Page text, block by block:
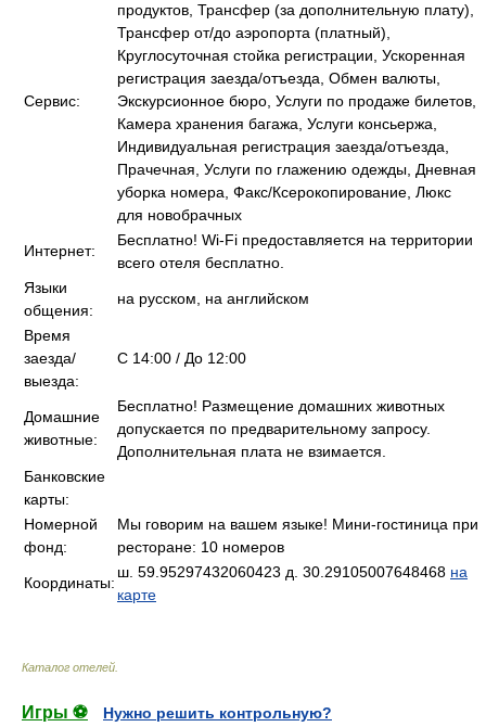
Сервис:
продуктов, Трансфер (за дополнительную плату),
Трансфер от/до аэропорта (платный),
Круглосуточная стойка регистрации, Ускоренная
регистрация заезда/отъезда, Обмен валюты,
Экскурсионное бюро, Услуги по продаже билетов,
Камера хранения багажа, Услуги консьержа,
Индивидуальная регистрация заезда/отъезда,
Прачечная, Услуги по глажению одежды, Дневная
уборка номера, Факс/Ксерокопирование, Люкс
для новобрачных
Интернет:
Бесплатно! Wi-Fi предоставляется на территории
всего отеля бесплатно.
Языки
общения:
на русском, на английском
Время
заезда/
выезда:
C 14:00 / До 12:00
Домашние
животные:
Бесплатно! Размещение домашних животных
допускается по предварительному запросу.
Дополнительная плата не взимается.
Банковские
карты:
Номерной
фонд:
Мы говорим на вашем языке! Мини-гостиница при
ресторане: 10 номеров
Координаты:
ш. 59.95297432060423 д. 30.29105007648468 на
карте
Каталог отелей
Игры ⚽
Нужно решить контрольную?